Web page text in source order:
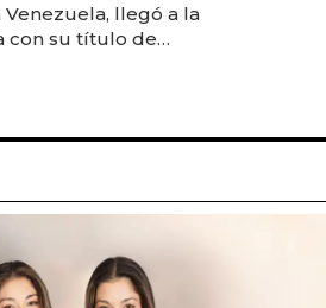
Venezuela, llegó a la
con su título de